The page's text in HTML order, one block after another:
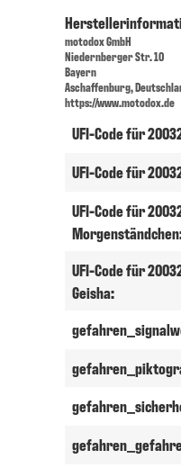
motodox GmbH
Niedernberger Str. 10
Bayern
Aschaffenburg,
https://www.motodox.de
UFI-Code für
UFI-Code für
UFI-Code für
UFI-Code für
Geisha: